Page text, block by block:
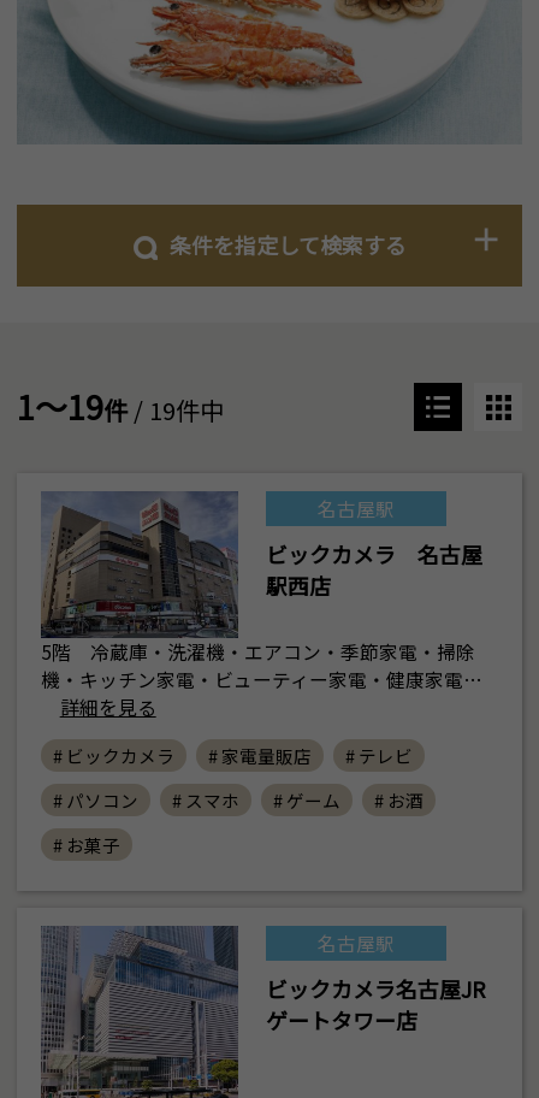
条件を指定して検索する
1～19件/ 19件中
名古屋駅
ビックカメラ 名古屋
駅西店
5階 冷蔵庫・洗濯機・エアコン・季節家電・掃除
機・キッチン家電・ビューティー家電・健康家電…
詳細を見る
# ビックカメラ # 家電量販店
# テレビ
# パソコン
# スマホ # ゲーム
# お酒
# お菓子
名古屋駅
ビックカメラ名古屋JR
ゲートタワー店